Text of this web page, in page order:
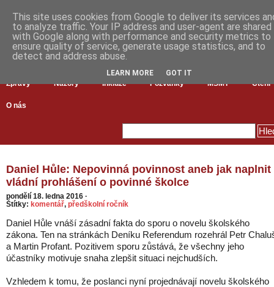
Zprávy Názory Inkluze Pozvánky MŠMT Čtení
O nás
Daniel Hůle: Nepovinná povinnost aneb jak naplnit
vládní prohlášení o povinné školce
pondělí 18. ledna 2016 ·
Štítky: komentář, předškolní ročník
Daniel Hůle vnáší zásadní fakta do sporu o novelu školského
zákona. Ten na stránkách Deníku Referendum rozehrál Petr
a Martin Profant. Pozitivem sporu zůstává, že všechny jeho
účastníky motivuje snaha zlepšit situaci nejchudších.
Vzhledem k tomu, že poslanci nyní projednávají novelu školského
This site uses cookies from Google to deliver its services
to analyze traffic. Your IP address and user-agent are shared
with Google along with performance and security metrics to
ensure quality of service, generate usage statistics, and to
detect and address abuse.
LEARN MORE GOT IT